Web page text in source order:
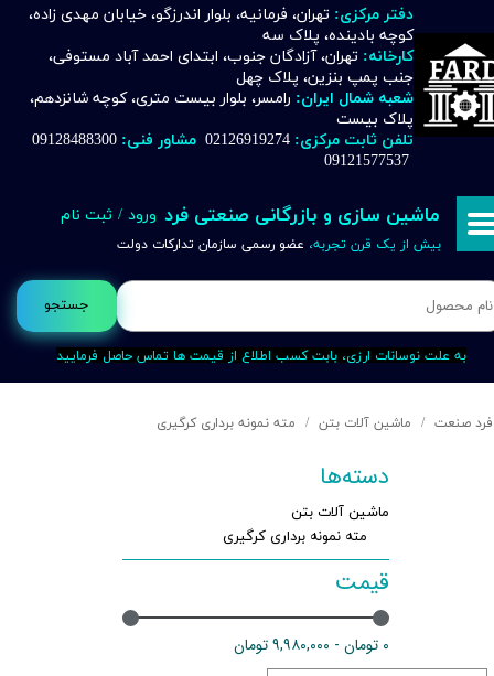
جستجو
دفتر مرکزی: تهران، فرمانیه، بلوار اندرزگو، خیابان مهدی زاده،
کوچه بادینده، پلاک سه
کارخانه: تهران، آزادگان جنوب، ابتدای احمد آباد مستوفی،
جنب پمپ بنزین، پلاک چهل
شعبه شمال ایران: رامسر، بلوار بیست متری، کوچه شانزدهم،
پلاک بیست
تلفن ثابت مرکزی: 02126919274 مشاور فنی:
09121577537
ماشین سازی و بازرگانی صنعتی فرد
بیش از یک قرن تجربه، عضو رسمی سازمان تدارکات دولت
ورود / ثبت نام
حساب کاربری من
تغییر گذر واژه
خروج از حساب کاربری
به علت نوسانات ارزی، بابت کسب اطلاع از قیمت ها تماس حاصل فرمایید
فرد صنعت ماشین آلات بتن مته نمونه برداری کرگیری
دسته‌ها
ماشین آلات بتن
مته نمونه برداری کرگیری
قیمت
۰ تومان - ۹,۹۸۰,۰۰۰ تومان